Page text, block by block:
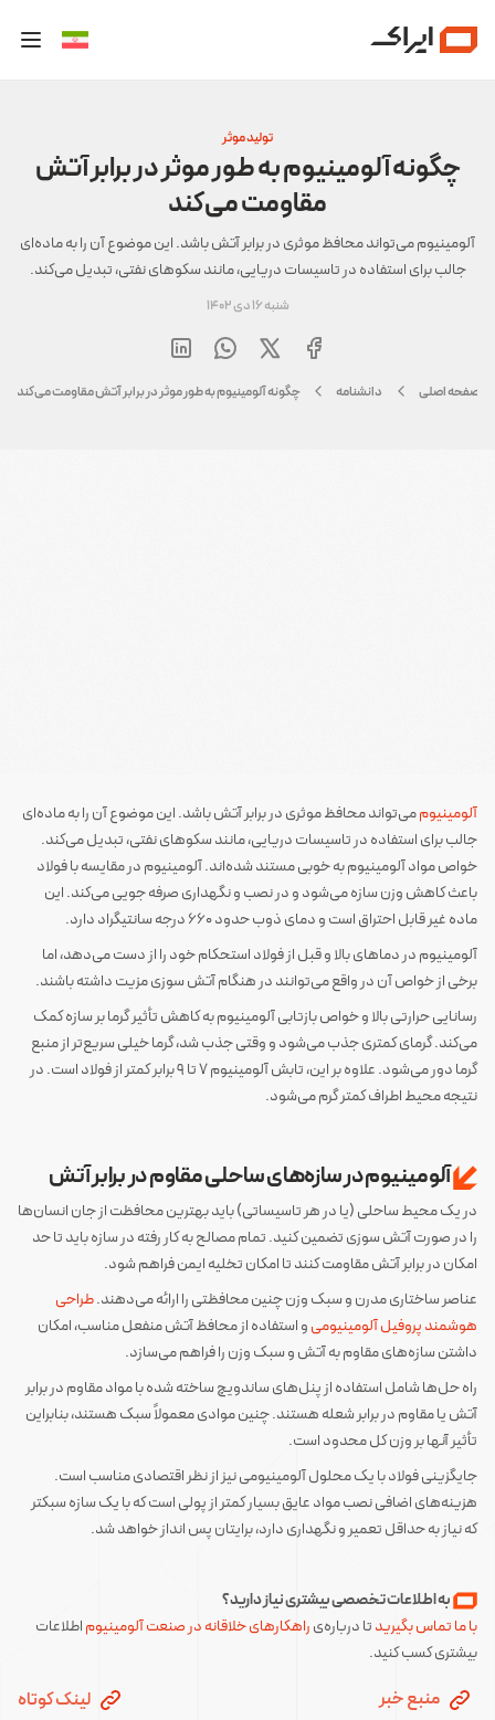
تولید موثر
چگونه آلومینیوم به طور موثر در برابر آتش
مقاومت می‌کند
آلومینیوم می‌تواند محافظ موثری در برابر آتش باشد. این موضوع آن را به ماده‌ای
جالب برای استفاده در تاسیسات دریایی، مانند سکوهای نفتی، تبدیل می‌کند.
شنبه 16 دی 1402
صفحه اصلی دانشنامه چگونه آلومینیوم به طور موثر در برابر آتش مقاومت می‌کند
آلومینیوممی‌تواند محافظ موثری در برابر آتش باشد. این موضوع آن را به ماده‌ای
جالب برای استفاده در تاسیسات دریایی، مانند سکوهای نفتی، تبدیل می‌کند.
خواص مواد آلومینیوم به خوبی مستند شده‌اند. آلومینیوم در مقایسه با فولاد
باعث کاهش وزن سازه می‌شود و در نصب و نگهداری صرفه جویی می‌کند. این
ماده غیر قابل احتراق است و دمای ذوب حدود 660 درجه سانتیگراد دارد.
آلومینیوم در دماهای بالا و قبل از فولاد استحکام خود را از دست می‌دهد، اما
برخی از خواص آن در واقع می‌توانند در هنگام آتش سوزی مزیت داشته باشند.
رسانایی حرارتی بالا و خواص بازتابی آلومینیوم به کاهش تأثیر گرما بر سازه کمک
می‌کند. گرمای کمتری جذب می‌شود و وقتی جذب شد، گرما خیلی سریع‌تر از منبع
گرما دور می‌شود. علاوه بر این، تابش آلومینیوم 7 تا 9 برابر کمتر از فولاد است. در
نتیجه محیط اطراف کمتر گرم می‌شود.
آلومینیوم در سازه‌های ساحلی مقاوم در برابر آتش
در یک محیط ساحلی (یا در هر تاسیساتی) باید بهترین محافظت از جان انسان‌ها
را در صورت آتش سوزی تضمین کنید. تمام مصالح به کار رفته در سازه باید تا حد
امکان در برابر آتش مقاومت کنند تا امکان تخلیه ایمن فراهم شود.
عناصر ساختاری مدرن و سبک وزن چنین محافظتی را ارائه می‌دهند.طراحی
هوشمند پروفیل آلومینیومی‌و استفاده از محافظ آتش منفعل مناسب، امکان
داشتن سازه‌های مقاوم به آتش و سبک وزن را فراهم می‌سازد.
راه حل‌ها شامل استفاده از پنل‌های ساندویچ ساخته شده با مواد مقاوم در برابر
آتش یا مقاوم در برابر شعله هستند. چنین موادی معمولاً سبک هستند، بنابراین
تأثیر آنها بر وزن کل محدود است.
جایگزینی فولاد با یک محلول آلومینیومی ‌نیز از نظر اقتصادی مناسب است.
هزینه‌های اضافی نصب مواد عایق بسیار کمتر از پولی است که با یک سازه سبک‎تر
که نیاز به حداقل تعمیر و نگهداری دارد، برایتان پس انداز خواهد شد.
به اطلاعات تخصصی بیشتری نیاز دارید؟
با ما تماس بگیریدتا درباره‌یراهکارهای خلاقانه در صنعت آلومینیوماطلاعات
بیشتری کسب کنید.
منبع خبر لینک کوتاه